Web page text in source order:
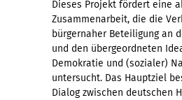
Dieses Projekt fördert eine
Zusammenarbeit, die die
bürgernaher Beteiligung an
und den übergeordneten
Demokratie und (sozialer)
untersucht. Das Hauptziel
Dialog zwischen deutschen